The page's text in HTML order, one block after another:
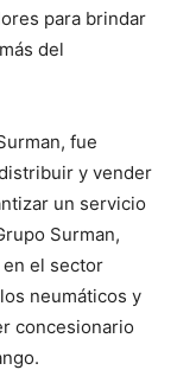
para brindar
del
fue
y vender
un servicio
Surman,
el sector
neumáticos y
concesionario